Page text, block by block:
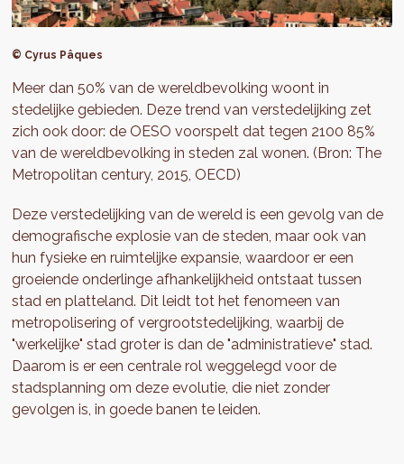
© Cyrus Pâques
Meer dan 50% van de wereldbevolking woont in
stedelijke gebieden. Deze trend van verstedelijking zet
zich ook door: de OESO voorspelt dat tegen 2100 85%
van de wereldbevolking in steden zal wonen. (Bron: The
Metropolitan century, 2015, OECD)
Deze verstedelijking van de wereld is een gevolg van de
demografische explosie van de steden, maar ook van
hun fysieke en ruimtelijke expansie, waardoor er een
groeiende onderlinge afhankelijkheid ontstaat tussen
stad en platteland. Dit leidt tot het fenomeen van
metropolisering of vergrootstedelijking, waarbij de
"werkelijke" stad groter is dan de "administratieve" stad.
Daarom is er een centrale rol weggelegd voor de
stadsplanning om deze evolutie, die niet zonder
gevolgen is, in goede banen te leiden.